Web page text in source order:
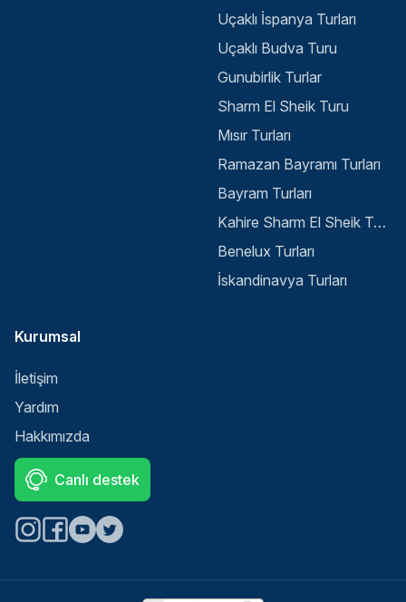
Uçaklı İspanya Turları
Uçaklı Budva Turu
Gunubirlik Turlar
Sharm El Sheik Turu
Mısır Turları
Ramazan Bayramı Turları
Bayram Turları
Kahire Sharm El Sheik Turu
Benelux Turları
İskandinavya Turları
Kurumsal
İletişim
Yardım
Hakkımızda
Canlı destek
an